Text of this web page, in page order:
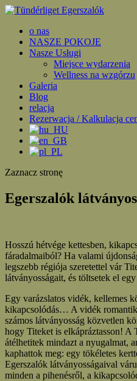
o nas
NASZE POKOJE
Nasze Usługi
Miejsce wydarzenia
Wellness na wzgórzu
Galeria
Blog
relacja
Rezerwacja / Kalkulacja
Zaznacz stronę
Egerszalók
Hosszú hétvége kettesben,
fáradalmaiból? Ha valami
legszebb régiója szeretettel vár
látványosságait, és töltsetek el
Egy varázslatos vidék, kellemes
kikapcsolódás… A vidék
számos látványosság közvetlen
hogy Titeket is elkápráztasson! A
átélhetitek mindazt a nyugalmat,
kaphattok meg: egy tökéletes
Egerszalók látványosságaival
minden a pihenésről, a